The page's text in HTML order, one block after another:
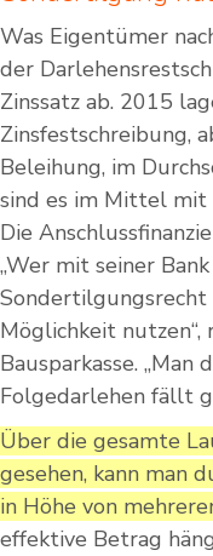
Was Eigentümer
der
Zinssatz ab. 2015
Zinsfestschreibung,
Beleihung, im
sind es im Mittel mit
Die
„Wer mit seiner
Sondertilgungsrecht
Möglichkeit
Bausparkasse.
Folgedarlehen fällt
Über die gesamte
gesehen, kann man
in Höhe von
effektive Betrag